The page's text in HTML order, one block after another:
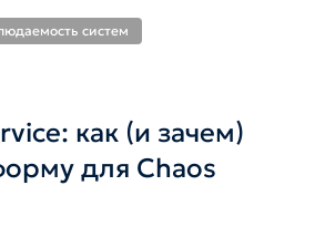
систем
как (и зачем)
для Chaos